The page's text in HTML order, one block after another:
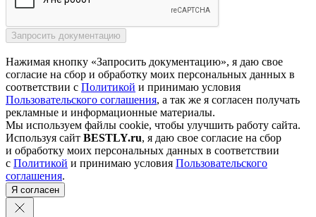
Нажимая кнопку «Запросить документацию», я даю свое
согласие на сбор и обработку моих персональных данных в
соответствии с Политикой и принимаю условия
Пользовательского соглашения, а так же я согласен получать
рекламные и информационные материалы.
Мы используем файлы cookie, чтобы улучшить работу сайта.
Используя сайт BESTLY.ru, я даю свое согласие на сбор
и обработку моих персональных данных в соответствии
с Политикой и принимаю условия Пользовательского
соглашения.
Я согласен